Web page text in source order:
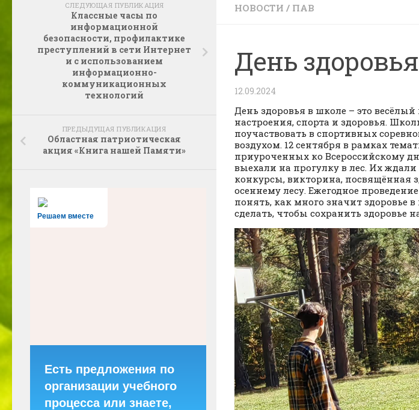
НОВОСТИ / ПАВ
День здоровья
12.09.2024
День здоровья в школе – это
настроения, спорта и здоровья.
поучаствовать в спортивных
воздухом. 12 сентября в рамках
приуроченных ко Всероссийскому
выехали на прогулку в лес. Их
конкурсы, викторина, посвящённая
осеннему лесу. Ежегодное
понять, как много значит здоровье
сделать, чтобы сохранить здоровье
СЛЕДУЮЩАЯ ПУБЛИКАЦИЯ
Классные часы по
информационной
безопасности, профилактике
преступлений в сети Интернет
и с использованием
информационно-
коммуникационных
технологий
ПРЕДЫДУЩАЯ ПУБЛИКАЦИЯ
Областная патриотическая
акция «Книга нашей Памяти»
Решаем вместе
Есть предложения по
организации учебного
процесса или знаете,